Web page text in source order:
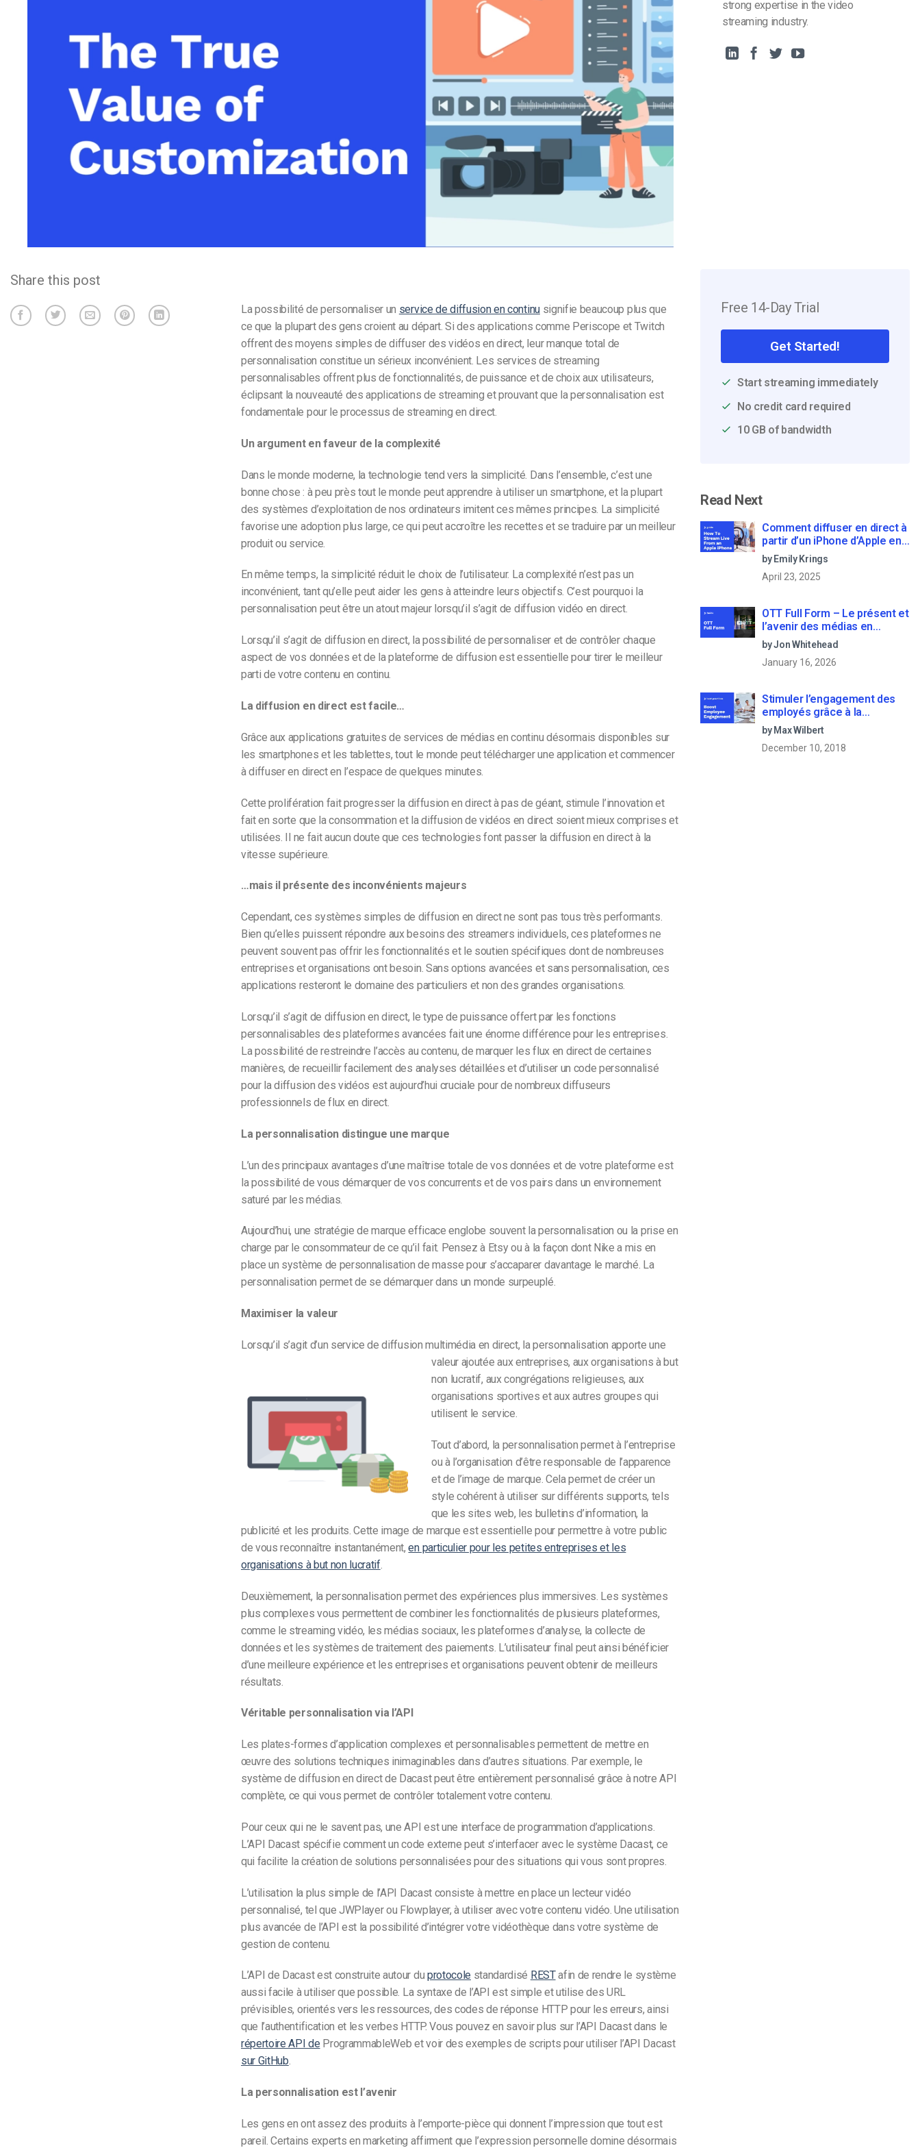
Confidentialité et sécurité
strong expertise in the video
streaming industry.
Share this post
La possibilité de personnaliser un service de diffusion en continusignifie beaucoup plus que
ce que la plupart des gens croient au départ. Si des applications comme Periscope et Twitch
offrent des moyens simples de diffuser des vidéos en direct, leur manque total de
personnalisation constitue un sérieux inconvénient. Les services de streaming
personnalisables offrent plus de fonctionnalités, de puissance et de choix aux utilisateurs,
éclipsant la nouveauté des applications de streaming et prouvant que la personnalisation est
fondamentale pour le processus de streaming en direct.
Un argument en faveur de la complexité
Dans le monde moderne, la technologie tend vers la simplicité. Dans l’ensemble, c’est une
bonne chose : à peu près tout le monde peut apprendre à utiliser un smartphone, et la plupart
des systèmes d’exploitation de nos ordinateurs imitent ces mêmes principes. La simplicité
favorise une adoption plus large, ce qui peut accroître les recettes et se traduire par un meilleur
produit ou service.
En même temps, la simplicité réduit le choix de l’utilisateur. La complexité n’est pas un
inconvénient, tant qu’elle peut aider les gens à atteindre leurs objectifs. C’est pourquoi la
personnalisation peut être un atout majeur lorsqu’il s’agit de diffusion vidéo en direct.
Lorsqu’il s’agit de diffusion en direct, la possibilité de personnaliser et de contrôler chaque
aspect de vos données et de la plateforme de diffusion est essentielle pour tirer le meilleur
parti de votre contenu en continu.
La diffusion en direct est facile…
Grâce aux applications gratuites de services de médias en continu désormais disponibles sur
les smartphones et les tablettes, tout le monde peut télécharger une application et commencer
à diffuser en direct en l’espace de quelques minutes.
Cette prolifération fait progresser la diffusion en direct à pas de géant, stimule l’innovation et
fait en sorte que la consommation et la diffusion de vidéos en direct soient mieux comprises et
utilisées. Il ne fait aucun doute que ces technologies font passer la diffusion en direct à la
vitesse supérieure.
…mais il présente des inconvénients majeurs
Cependant, ces systèmes simples de diffusion en direct ne sont pas tous très performants.
Bien qu’elles puissent répondre aux besoins des streamers individuels, ces plateformes ne
peuvent souvent pas offrir les fonctionnalités et le soutien spécifiques dont de nombreuses
entreprises et organisations ont besoin. Sans options avancées et sans personnalisation, ces
applications resteront le domaine des particuliers et non des grandes organisations.
Lorsqu’il s’agit de diffusion en direct, le type de puissance offert par les fonctions
personnalisables des plateformes avancées fait une énorme différence pour les entreprises.
La possibilité de restreindre l’accès au contenu, de marquer les flux en direct de certaines
manières, de recueillir facilement des analyses détaillées et d’utiliser un code personnalisé
pour la diffusion des vidéos est aujourd’hui cruciale pour de nombreux diffuseurs
professionnels de flux en direct.
La personnalisation distingue une marque
L’un des principaux avantages d’une maîtrise totale de vos données et de votre plateforme est
la possibilité de vous démarquer de vos concurrents et de vos pairs dans un environnement
saturé par les médias.
Aujourd’hui, une stratégie de marque efficace englobe souvent la personnalisation ou la prise en
charge par le consommateur de ce qu’il fait. Pensez à Etsy ou à la façon dont Nike a mis en
place un système de personnalisation de masse pour s’accaparer davantage le marché. La
personnalisation permet de se démarquer dans un monde surpeuplé.
Maximiser la valeur
Lorsqu’il s’agit d’un service de diffusion multimédia en direct, la personnalisation apporte une
valeur ajoutéeaux entreprises, aux organisations à but
non lucratif, aux congrégations religieuses, aux
organisations sportives et aux autres groupes qui
utilisent le service.
Tout d’abord, la personnalisation permet à l’entreprise
ou à l’organisation d’être responsable de l’apparence
et de l’image de marque. Cela permet de créer un
style cohérent à utiliser sur différents supports, tels
que les sites web, les bulletins d’information, la
publicité et les produits. Cette image de marque est essentielle pour permettre à votre public
de vous reconnaître instantanément,en particulier pour les petites entreprises et les
organisations à but non lucratif.
Deuxièmement, la personnalisation permet des expériences plus immersives. Les systèmes
plus complexes vous permettent de combiner les fonctionnalités de plusieurs plateformes,
comme le streaming vidéo, les médias sociaux, les plateformes d’analyse, la collecte de
données et les systèmes de traitement des paiements. L’utilisateur final peut ainsi bénéficier
d’une meilleure expérience et les entreprises et organisations peuvent obtenir de meilleurs
résultats.
Véritable personnalisation via l’API
Les plates-formes d’application complexes et personnalisables permettent de mettre en
œuvre des solutions techniques inimaginables dans d’autres situations. Par exemple, le
système de diffusion en direct de Dacast peut être entièrement personnalisé grâce à notre API
complète, ce qui vous permet de contrôler totalement votre contenu.
Pour ceux qui ne le savent pas, une API est une interface de programmation d’applications.
L’API Dacast spécifie comment un code externe peut s’interfacer avec le système Dacast, ce
qui facilite la création de solutions personnalisées pour des situations qui vous sont propres.
L’utilisation la plus simple de l’API Dacast consiste à mettre en place un lecteur vidéo
personnalisé, tel que JWPlayer ou Flowplayer, à utiliser avec votre contenu vidéo. Une utilisation
plus avancée de l’API est la possibilité d’intégrer votre vidéothèque dans votre système de
gestion de contenu.
L’API de Dacast est construite autour du protocole standardisé RESTafin de rendre le système
aussi facile à utiliser que possible. La syntaxe de l’API est simple et utilise des URL
prévisibles, orientés vers les ressources, des codes de réponse HTTP pour les erreurs, ainsi
que l’authentification et les verbes HTTP. Vous pouvez en savoir plus sur l’API Dacast dans le
répertoire API de ProgrammableWeb et voir des exemples de scripts pour utiliser l’API Dacast
sur GitHub.
La personnalisation est l’avenir
Les gens en ont assez des produits à l’emporte-pièce qui donnent l’impression que tout est
pareil. Certains experts en marketing affirment que l’expression personnelle domine désormais
Free 14-Day Trial
Get Started!
Start streaming immediately
No credit card required
10 GB of bandwidth
Read Next
Comment diffuser en direct à
partir d’un iPhone d’Apple en
6 étapes faciles
by Emily Krings
April 23, 2025
OTT Full Form – Le présent et
l’avenir des médias en
continu
by Jon Whitehead
January 16, 2026
Stimuler l’engagement des
employés grâce à la
communication d’entreprise
en direct
by Max Wilbert
December 10, 2018